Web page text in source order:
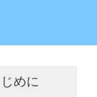
めに